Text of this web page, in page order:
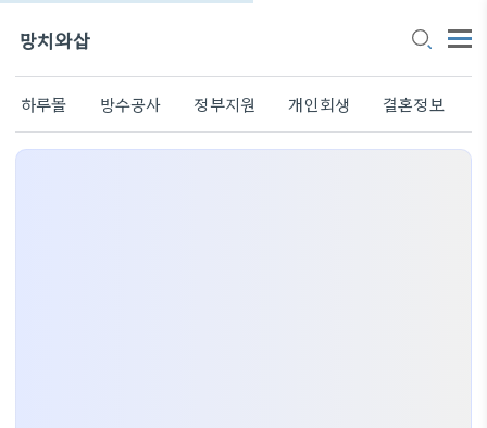
망치와삽
하루몰 방수공사 정부지원 개인회생 결혼정보